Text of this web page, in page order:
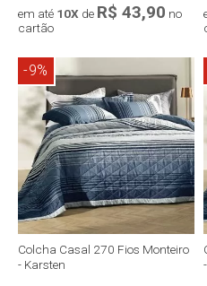
em até 10X de R$ 43,90 no
cartão
Compra rápida
-9%
Colcha Casal 270 Fios Monteiro
- Karsten